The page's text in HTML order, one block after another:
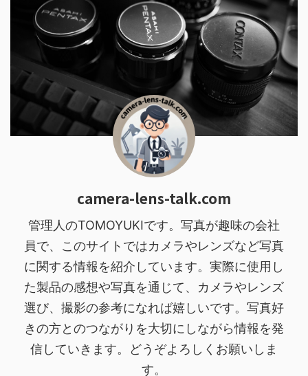
camera-lens-talk.com
管理人のTOMOYUKIです。写真が趣味の会社
員で、このサイトではカメラやレンズなど写真
に関する情報を紹介しています。実際に使用し
た製品の感想や写真を通じて、カメラやレンズ
選び、撮影の参考になれば嬉しいです。写真好
きの方とのつながりを大切にしながら情報を発
信していきます。どうぞよろしくお願いしま
す。